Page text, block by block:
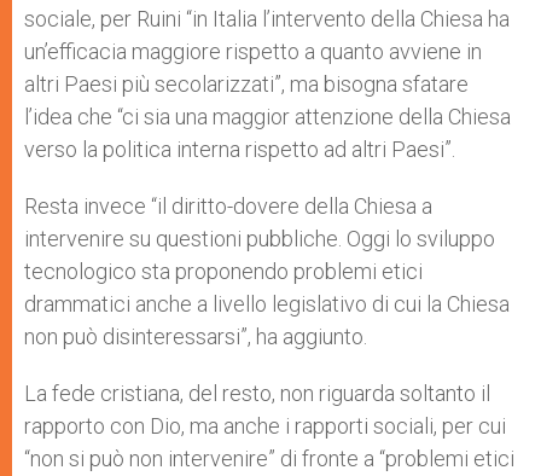
sociale, per Ruini “in Italia l’intervento della Chiesa ha
un’efficacia maggiore rispetto a quanto avviene in
altri Paesi più secolarizzati”, ma bisogna sfatare
l’idea che “ci sia una maggior attenzione della Chiesa
verso la politica interna rispetto ad altri Paesi”.
Resta invece “il diritto-dovere della Chiesa a
intervenire su questioni pubbliche. Oggi lo sviluppo
tecnologico sta proponendo problemi etici
drammatici anche a livello legislativo di cui la Chiesa
non può disinteressarsi”, ha aggiunto.
La fede cristiana, del resto, non riguarda soltanto il
rapporto con Dio, ma anche i rapporti sociali, per cui
“non si può non intervenire” di fronte a “problemi etici